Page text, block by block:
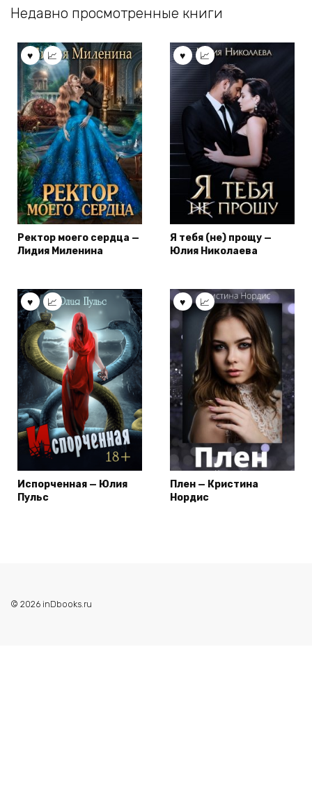
Недавно просмотренные книги
Ректор моего сердца —
Лидия Миленина
Я тебя (не) прощу —
Юлия Николаева
Испорченная — Юлия
Пульс
Плен — Кристина
Нордис
© 2026 inDbooks.ru